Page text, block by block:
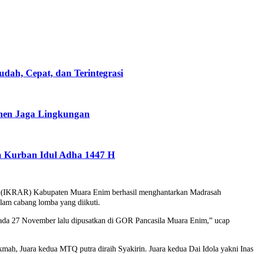
Cepat, dan Terintegrasi
Jaga Lingkungan
Kurban Idul Adha 1447 H
Kabupaten Muara Enim berhasil menghantarkan Madrasah
cabang lomba yang diikuti.
27 November lalu dipusatkan di GOR Pancasila Muara Enim,” ucap
Juara kedua MTQ putra diraih Syakirin. Juara kedua Dai Idola yakni Inas